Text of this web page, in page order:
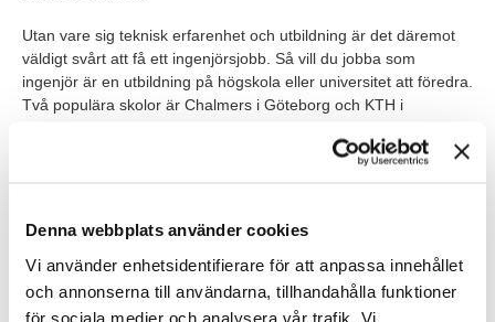
Denna webbplats använder cookies
Vi använder enhetsidentifierare för att anpassa innehållet
och annonserna till användarna, tillhandahålla funktioner
för sociala medier och analysera vår trafik. Vi
Utan vare sig teknisk erfarenhet och utbildning är det däremot
väldigt svårt att få ett ingenjörsjobb. Så vill du jobba som
ingenjör är en utbildning på högskola eller universitet att föredra.
Två populära skolor är Chalmers i Göteborg och KTH i
att du väljer en inriktning som passar dina egna ambitioner.
Vem passar som ingenjör?
För att lyckas som